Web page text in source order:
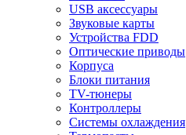
USB аксессуары
Звуковые карты
Устройства FDD
Оптические приводы
Корпуса
Блоки питания
TV-тюнеры
Контроллеры
Системы охлаждения